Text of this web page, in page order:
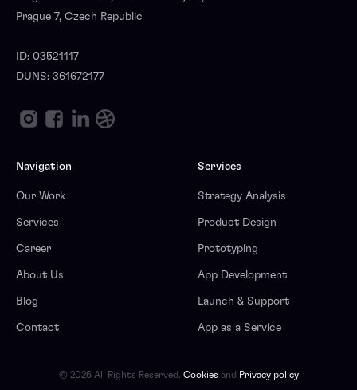
Prague 7, Czech Republic
ID: 03521117
DUNS: 361672177
Navigation
Our Work
Services
Career
About Us
Blog
Contact
Services
Strategy Analysis
Product Design
Prototyping
App Development
Launch & Support
App as a Service
© 2026 All Rights Reserved. Cookies and Privacy policy